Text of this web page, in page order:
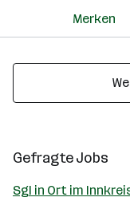
Merken
Gefragte Jobs
Sgl in Ort im